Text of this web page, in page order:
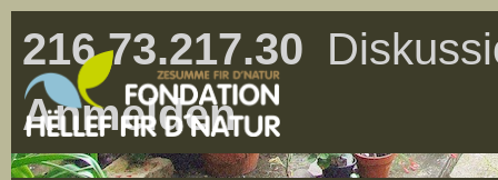
216.73.217.30
Anmelden